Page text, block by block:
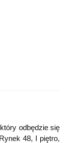
odbędzie się
48, I piętro,